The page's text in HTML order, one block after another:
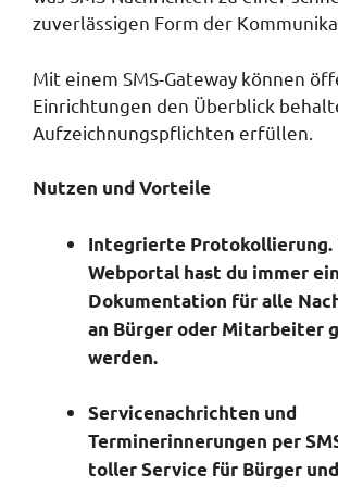
zuverlässigen Form der
Mit einem SMS-Gateway können
Einrichtungen den Überblick
Aufzeichnungspflichten erfüllen.
Nutzen und Vorteile
Integrierte Protokollierung.
Webportal hast du immer
Dokumentation für alle
an Bürger oder Mitarbeiter
werden.
Servicenachrichten und
Terminerinnerungen per
toller Service für Bürger